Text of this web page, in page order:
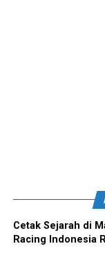
Cetak Sejarah di
Racing Indonesia